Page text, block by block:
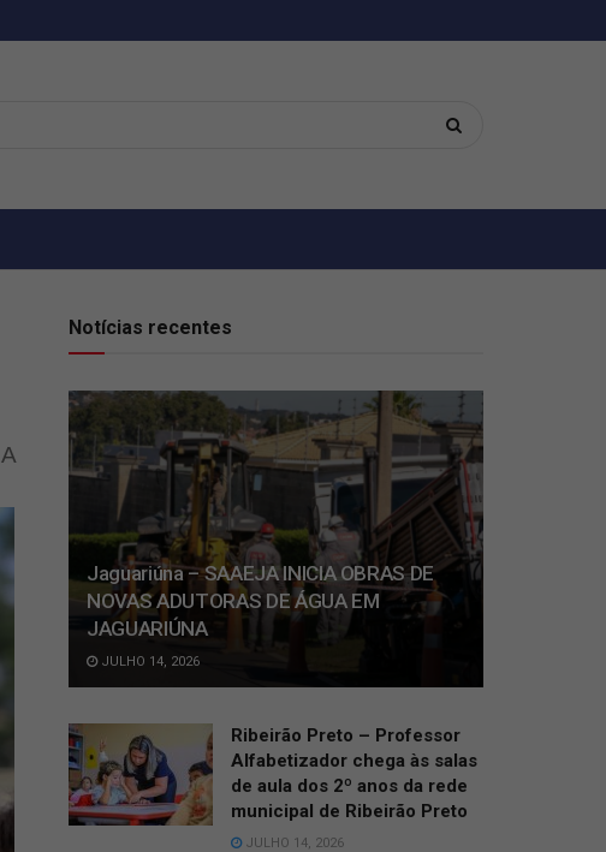
A
Notícias recentes
Jaguariúna – SAAEJA INICIA OBRAS DE
NOVAS ADUTORAS DE ÁGUA EM
JAGUARIÚNA
JULHO 14, 2026
Ribeirão Preto – Professor
Alfabetizador chega às salas
de aula dos 2º anos da rede
municipal de Ribeirão Preto
JULHO 14, 2026